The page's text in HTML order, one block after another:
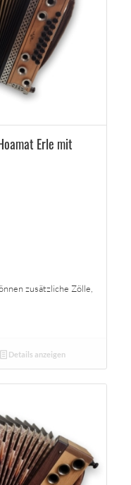
Erle mit
zusätzliche Zölle,
Details anzeigen